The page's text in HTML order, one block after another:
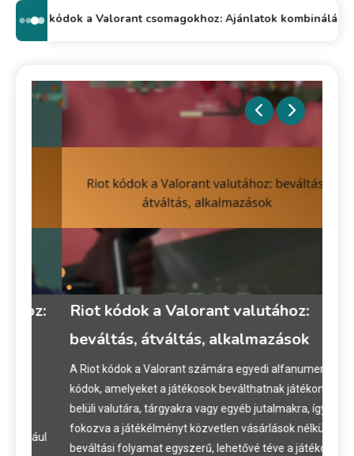
Riot kódok a Valorant csomagokhoz: Ajánlatok kombinálása,
Riot kódok a Valorant valutához:
beváltás, átváltás, alkalmazások
A Riot kódok a Valorant számára egyedi alfanumerikus
kódok, amelyeket a játékosok beválthatnak játékon
belüli valutára, tárgyakra vagy egyéb jutalmakra, így
fokozva a játékélményt közvetlen vásárlások nélkül. A
beváltási folyamat egyszerű, lehetővé téve a játékosok